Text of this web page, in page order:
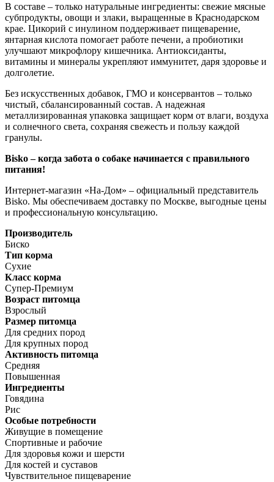
В составе – только натуральные ингредиенты: свежие мясные
субпродукты, овощи и злаки, выращенные в Краснодарском
крае. Цикорий с инулином поддерживает пищеварение,
янтарная кислота помогает работе печени, а пробиотики
улучшают микрофлору кишечника. Антиоксиданты,
витамины и минералы укрепляют иммунитет, даря здоровье и
долголетие.
Без искусственных добавок, ГМО и консервантов – только
чистый, сбалансированный состав. А надежная
металлизированная упаковка защищает корм от влаги, воздуха
и солнечного света, сохраняя свежесть и пользу каждой
гранулы.
Bisko – когда забота о собаке начинается с правильного
питания!
Интернет-магазин «На-Дом» – официальный представитель
Bisko. Мы обеспечиваем доставку по Москве, выгодные цены
и профессиональную консультацию.
Производитель
Биско
Тип корма
Сухие
Класс корма
Супер-Премиум
Возраст питомца
Взрослый
Размер питомца
Для средних пород
Для крупных пород
Активность питомца
Средняя
Повышенная
Ингредиенты
Говядина
Рис
Особые потребности
Живущие в помещение
Спортивные и рабочие
Для здоровья кожи и шерсти
Для костей и суставов
Чувствительное пищеварение